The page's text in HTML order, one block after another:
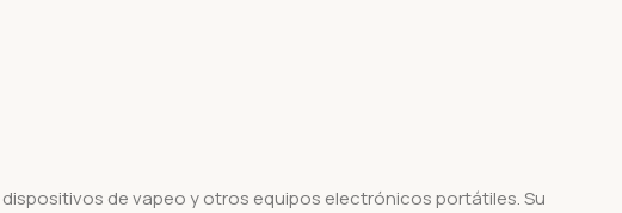
de vapeo y otros equipos electrónicos portátiles.Su